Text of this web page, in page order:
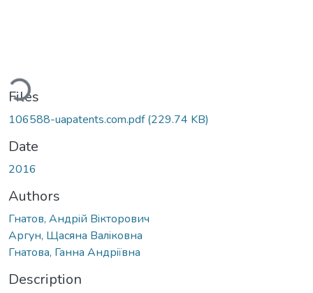
Files
106588-uapatents.com.pdf(229.74 KB)
Date
2016
Authors
Гнатов, Андрiй Вiкторович
Аргун, Щасяна Валiковна
Гнатова, Ганна Андрiївна
Description